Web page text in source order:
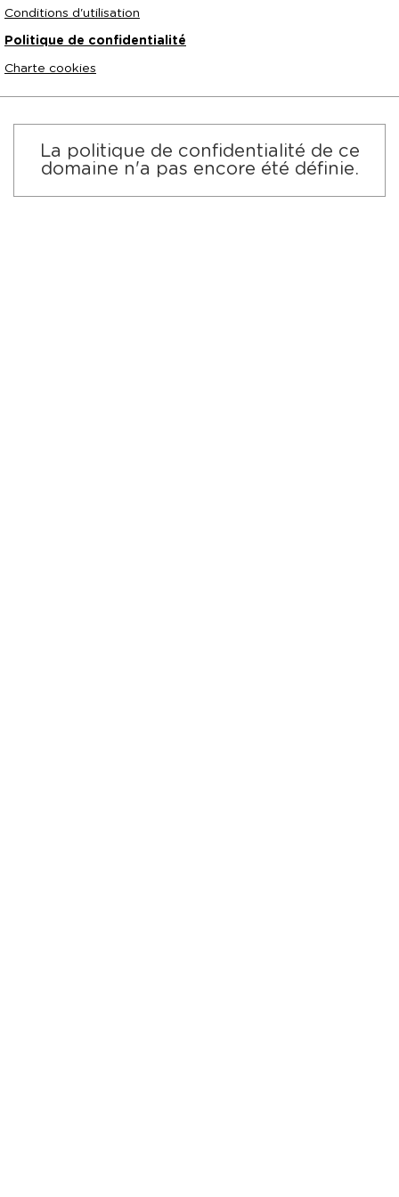
Conditions d'utilisation
Politique de confidentialité
Charte cookies
La politique de confidentialité de ce
domaine n'a pas encore été définie.